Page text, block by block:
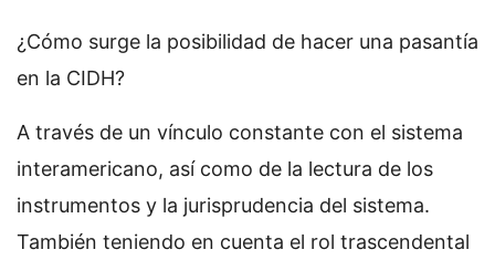
¿Cómo surge la posibilidad de hacer una pasantía
en la CIDH?
A través de un vínculo constante con el sistema
interamericano, así como de la lectura de los
instrumentos y la jurisprudencia del sistema.
También teniendo en cuenta el rol trascendental